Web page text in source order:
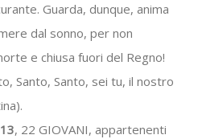
Guarda, dunque, anima
dal sonno, per non
e chiusa fuori del Regno!
Santo, Santo, sei tu, il nostro
, 22 GIOVANI, appartenenti